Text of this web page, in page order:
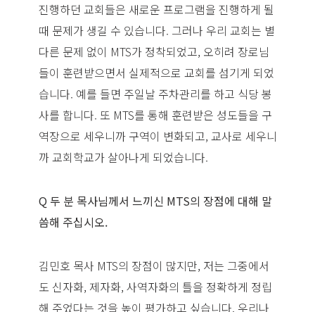
진행하던 교회들은 새로운 프로그램을 진행하게 될
때 문제가 생길 수 있습니다. 그러나 우리 교회는 별
다른 문제 없이 MTS가 정착되었고, 오히려 장로님
들이 훈련받으면서 실제적으로 교회를 섬기게 되었
습니다. 예를 들면 주일날 주차관리를 하고 식당 봉
사를 합니다. 또 MTS를 통해 훈련받은 성도들을 구
역장으로 세우니까 구역이 변화되고, 교사로 세우니
까 교회학교가 살아나게 되었습니다.
Q 두 분 목사님께서 느끼신 MTS의 장점에 대해 말
씀해 주십시오.
김민호 목사 MTS의 장점이 많지만, 저는 그중에서
도 신자화, 제자화, 사역자화의 틀을 정확하게 정립
해 주었다는 것을 높이 평가하고 싶습니다. 우리나